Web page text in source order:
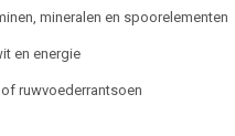
mineralen en spoorelementen
en energie
ruwvoederrantsoen